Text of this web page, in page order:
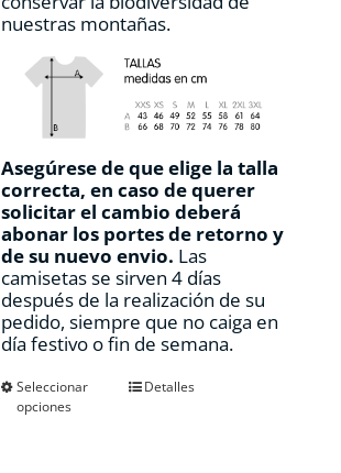
nuestras montañas.
Asegúrese de que elige la talla
correcta, en caso de querer
solicitar el cambio deberá
abonar los portes de retorno y
de su nuevo envio. Las
camisetas se sirven 4 días
después de la realización de su
pedido, siempre que no caiga en
día festivo o fin de semana.
Seleccionar
opciones
EsteDetalles